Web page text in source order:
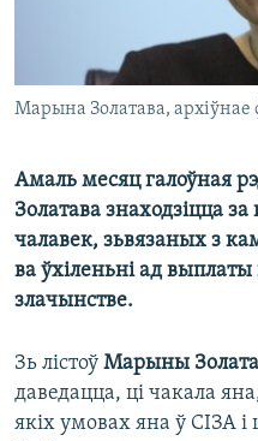
Марына Золатава, архіўнае
Амаль месяц галоўная
Золатава знаходзіцца
чалавек, зьвязаных з
ва ўхіленьні ад выплаты
злачынстве.
Зь лістоў Марыны
даведацца, ці чакала
якіх умовах яна ў СІЗА